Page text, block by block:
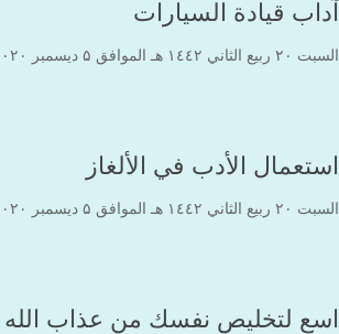
آداب قيادة السيارات
السبت ۲۰ ربيع الثاني ۱٤٤۲ هـ الموافق ۵ ديسمبر ۲۰۲۰ مـ |
استعمال الأدب في الألغاز
السبت ۲۰ ربيع الثاني ۱٤٤۲ هـ الموافق ۵ ديسمبر ۲۰۲۰ مـ |
اسع لتخليص نفسك من عذاب الله